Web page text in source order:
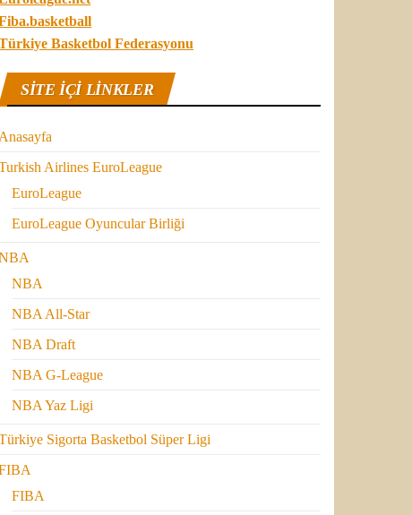
Basketbol Federasyonu
SITE IÇI LINKLER
Anasayfa
Airlines EuroLeague
EuroLeague
EuroLeague Oyuncular Birliği
NBA
NBA All-Star
NBA Draft
NBA G-League
NBA Yaz Ligi
Sigorta Basketbol Süper Ligi
FIBA